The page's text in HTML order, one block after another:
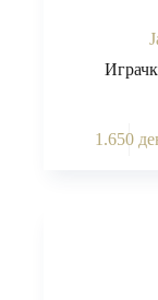
1.650